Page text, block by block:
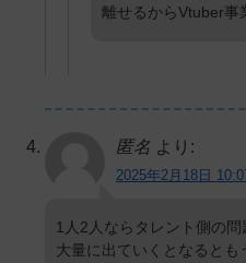
離せるからVtuber事
匿名 より:
2025年2月18日
1人2人ならタレント側の
大量に出ていくとなるとも